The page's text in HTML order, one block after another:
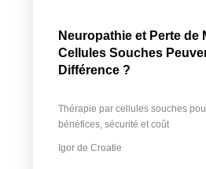
Neuropathie et Perte de
Cellules Souches
Différence ?
Thérapie par cellules souches
bénéfices, sécurité et coût
Igor de Croatie